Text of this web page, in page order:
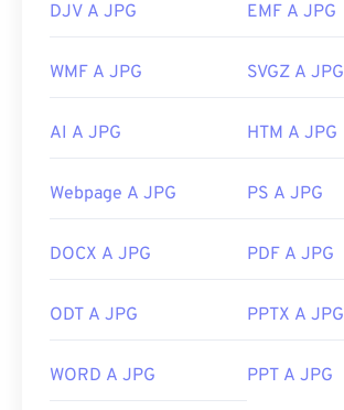
DJV A JPG EMF A JPG
WMF A JPG SVGZ A JPG
AI A JPG HTM A JPG
Webpage A JPG PS A JPG
DOCX A JPG PDF A JPG
ODT A JPG PPTX A JPG
WORD A JPG PPT A JPG